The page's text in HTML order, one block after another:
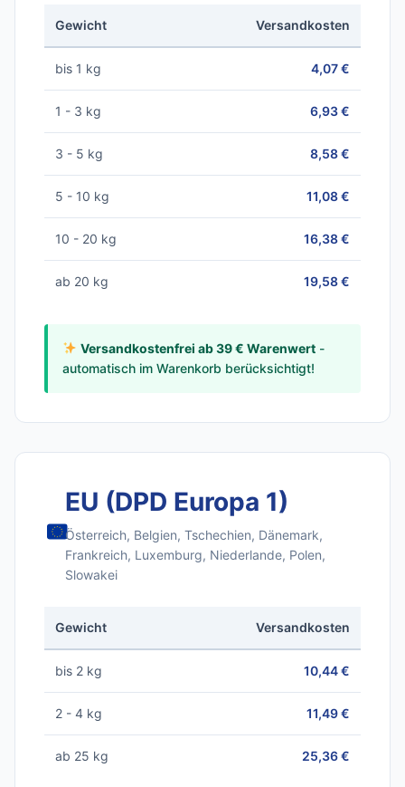
Gewicht Versandkosten
bis 1 kg 4,07 €
1 - 3 kg 6,93 €
3 - 5 kg 8,58 €
5 - 10 kg 11,08 €
10 - 20 kg 16,38 €
ab 20 kg 19,58 €
Versandkostenfrei ab 39 € Warenwert-
automatisch im Warenkorb berücksichtigt!
EU (DPD Europa 1)
Österreich, Belgien, Tschechien, Dänemark,
Frankreich, Luxemburg, Niederlande, Polen,
Slowakei
Gewicht Versandkosten
bis 2 kg 10,44 €
2 - 4 kg 11,49 €
ab 25 kg 25,36 €